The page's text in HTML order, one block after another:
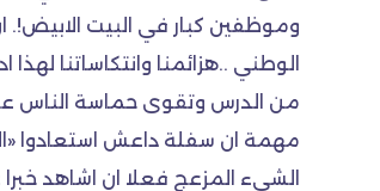
وموظفين كبار في البيت الابيض!.
الوطني ..هزائمنا وانتكاساتنا
من الدرس وتقوى حماسة الناس
مهمة ان سفلة داعش استعادوا
الشيء المزعج فعلا ان اشاهد